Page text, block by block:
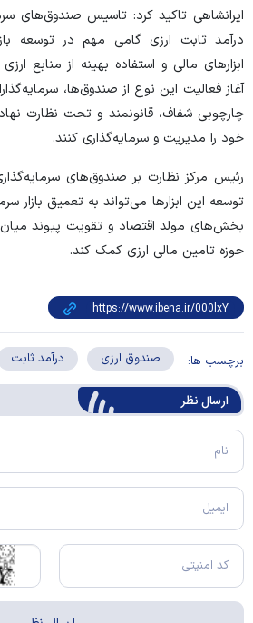
ایرانشاهی تاکید کرد: تاسیس صندوق‌های
درآمد ثابت ارزی گامی مهم در توسعه
ابزار‌های مالی و استفاده بهینه از منابع
آغاز فعالیت این نوع از صندوق‌ها،
چارچوبی شفاف، قانونمند و تحت نظارت
خود را مدیریت و سرمایه‌گذاری کنند.
رئیس مرکز نظارت بر صندوق‌های
توسعه این ابزار‌ها می‌تواند به تعمیق بازار
بخش‌های مولد اقتصاد و تقویت پیوند میان
حوزه تامین مالی ارزی کمک کند.
برچسب ها: صندوق ارزی درآمد ثابت
ارسال‌ نظر